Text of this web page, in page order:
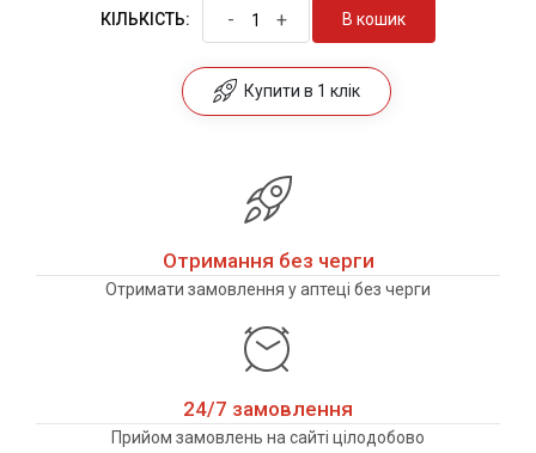
КІЛЬКІСТЬ: - + В кошик
Купити в 1 клік
Отримання без черги
Отримати замовлення у аптеці без черги
24/7 замовлення
Прийом замовлень на сайті цілодобово